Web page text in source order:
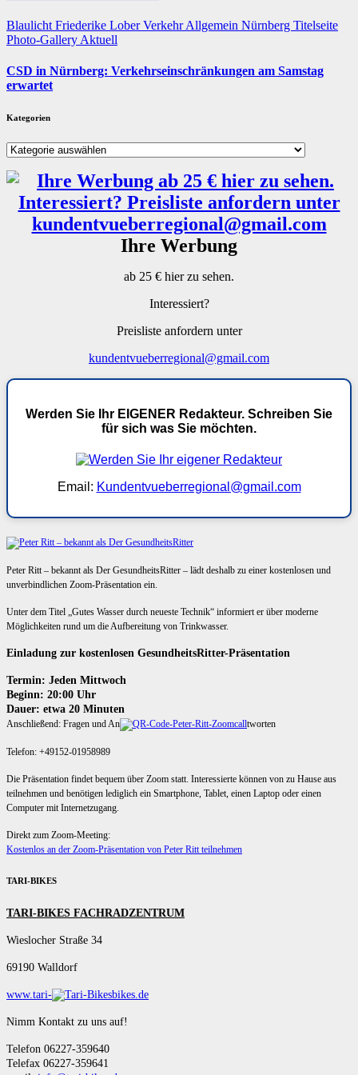
Blaulicht Friederike LoberVerkehrAllgemein Nürnberg Titelseite
Photo-Gallery Aktuell
CSD in Nürnberg: Verkehrseinschränkungen am Samstag
erwartet
Kategorien
Kategorien
Ihre Werbung
ab 25 € hier zu sehen.
Interessiert?
Preisliste anfordern unter
kundentvueberregional@gmail.com
Werden Sie Ihr EIGENER Redakteur. Schreiben Sie
für sich was Sie möchten.
Email: Kundentvueberregional@gmail.com
Peter Ritt – bekannt als Der GesundheitsRitter – lädt deshalb zu einer kostenlosen und
unverbindlichen Zoom-Präsentation ein.
Unter dem Titel „Gutes Wasser durch neueste Technik“ informiert er über moderne
Möglichkeiten rund um die Aufbereitung von Trinkwasser.
Einladung zur kostenlosen GesundheitsRitter-Präsentation
Termin: Jeden Mittwoch
Beginn: 20:00 Uhr
Dauer: etwa 20 Minuten
Anschließend: Fragen und An tworten
Telefon: +49152-01958989
Die Präsentation findet bequem über Zoom statt. Interessierte können von zu Hause aus
teilnehmen und benötigen lediglich ein Smartphone, Tablet, einen Laptop oder einen
Computer mit Internetzugang.
Direkt zum Zoom-Meeting:
Kostenlos an der Zoom-Präsentation von Peter Ritt teilnehmen
TARI-BIKES
TARI-BIKES FACHRADZENTRUM
Wieslocher Straße 34
69190 Walldorf
www.tari- bikes.de
Nimm Kontakt zu uns auf!
Telefon 06227-359640
Telefax 06227-359641